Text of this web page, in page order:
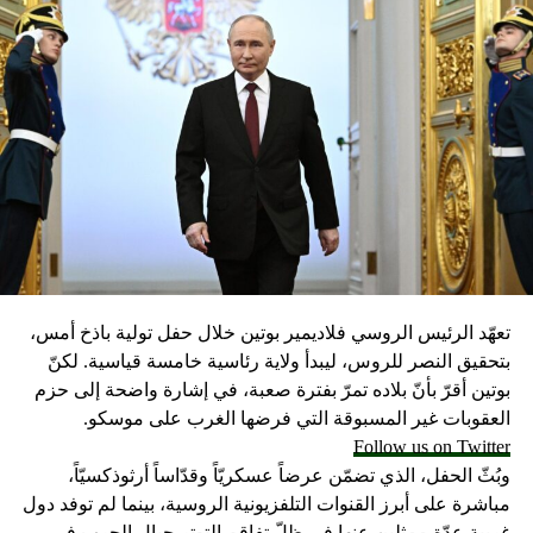
تعهّد الرئيس الروسي فلاديمير بوتين خلال حفل تولية باذخ أمس،
بتحقيق النصر للروس، ليبدأ ولاية رئاسية خامسة قياسية. لكنّ
بوتين أقرّ بأنّ بلاده تمرّ بفترة صعبة، في إشارة واضحة إلى حزم
العقوبات غير المسبوقة التي فرضها الغرب على موسكو.
Follow us on Twitter
وبُثّ الحفل، الذي تضمّن عرضاً عسكريّاً وقدّاساً أرثوذكسيّاً،
مباشرة على أبرز القنوات التلفزيونية الروسية، بينما لم توفد دول